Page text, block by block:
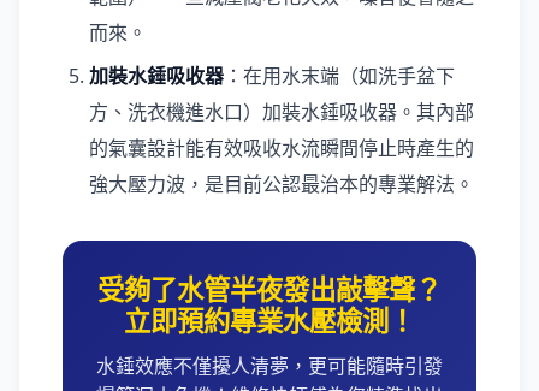
而來。
加裝水錘吸收器 ：在用水末端（如洗手盆下
方、洗衣機進水口）加裝水錘吸收器。其內部
的氣囊設計能有效吸收水流瞬間停止時產生的
強大壓力波，是目前公認最治本的專業解法。
受夠了水管半夜發出敲擊聲？
立即預約專業水壓檢測！
水錘效應不僅擾人清夢，更可能隨時引發